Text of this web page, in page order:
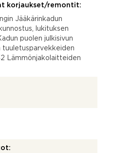
korjaukset/remontit:
Jääkärinkadun
lukituksen
puolen julkisivun
tuuletusparvekkeiden
Lämmönjakolaitteiden